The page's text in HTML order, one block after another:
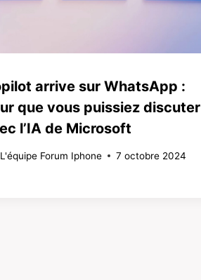
arrive sur WhatsApp :
que vous puissiez discuter
l’IA de Microsoft
L'équipe Forum Iphone 7 octobre 2024